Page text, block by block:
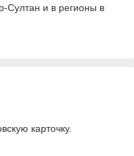
Султан и в регионы в
карточку.